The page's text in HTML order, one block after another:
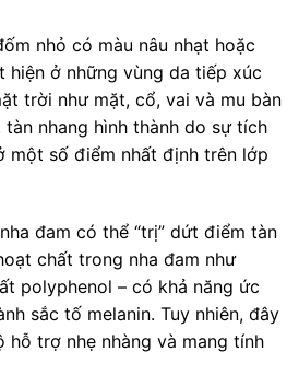
nhỏ có màu nâu nhạt hoặc
hiện ở những vùng da tiếp xúc
trời như mặt, cổ, vai và mu bàn
nhang hình thành do sự tích
một số điểm nhất định trên lớp
đam có thể “trị” dứt điểm tàn
chất trong nha đam như
polyphenol – có khả năng ức
sắc tố melanin. Tuy nhiên, đây
hỗ trợ nhẹ nhàng và mang tính